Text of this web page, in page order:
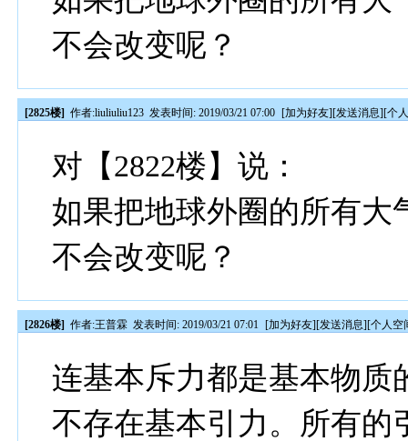
不会改变呢？
[2825楼] 作者:liuliuliu123 发表时间: 2019/03/21 07:00 [加为好友][发送消息][个
对【2822楼】说：
如果把地球外圈的所有大
不会改变呢？
[2826楼] 作者:王普霖 发表时间: 2019/03/21 07:01 [加为好友][发送消息][个人空
连基本斥力都是基本物质
不存在基本引力。所有的